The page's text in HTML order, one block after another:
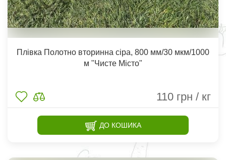
Плівка Полотно вторинна сіра, 800 мм/30 мкм/1000
м "Чисте Місто"
110 грн / кг
ДО КОШИКА